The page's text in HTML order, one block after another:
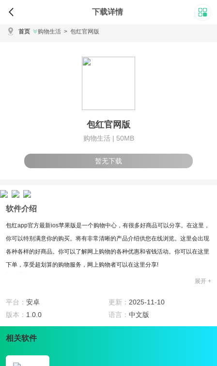
下载详情
首页 购物生活 > 包红官网版
包红官网版
购物生活 | 50MB
暂无下载
软件介绍
包红app官方最新ios苹果版是一个购物中心，有很多好商品可以分享。在这里，
你可以特别满意你的购买。将有非常清晰的产品介绍供您在线浏览。这里会出现
各种各样的好商品。你可以了解网上购物的各种优惠和省钱活动。你可以在这里
下单，享受超划算的购物服务，网上购物者可以在这里分享!
1、商品的分类还比较清晰，各种品牌的商品会出现在这里的购物平台上，会有
很多选择;
2、购物促销对每个人来说也是非常令人惊讶的，在包红app官方最新ios苹果版
直接下单购物，你可以直接送货上门;
3、他们都有真正的购物保证，这主要是为了让每个购物者都能特别满意和有信
软件亮点
展开 +
平台： 安卓 更新： 2025-11-10
版本： 1.0.0 语言： 中文版
相关软件